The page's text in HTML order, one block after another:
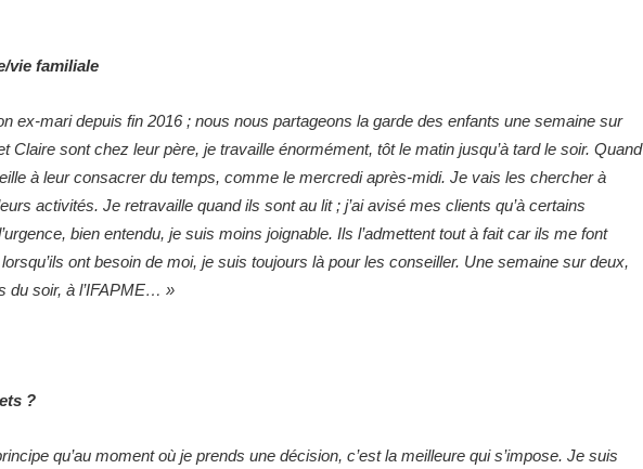
vie familiale
ex-mari depuis fin 2016 ; nous nous partageons la garde des enfants une semaine sur
Claire sont chez leur père, je travaille énormément, tôt le matin jusqu’à tard le soir. Quand
à leur consacrer du temps, comme le mercredi après-midi. Je vais les chercher à
activités. Je retravaille quand ils sont au lit ; j’ai avisé mes clients qu’à certains
bien entendu, je suis moins joignable. Ils l’admettent tout à fait car ils me font
ont besoin de moi, je suis toujours là pour les conseiller. Une semaine sur deux,
du soir, à l’IFAPME… »
?
qu’au moment où je prends une décision, c’est la meilleure qui s’impose. Je suis